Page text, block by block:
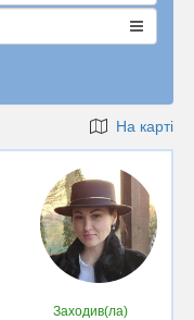
На карті
Заходив(ла)